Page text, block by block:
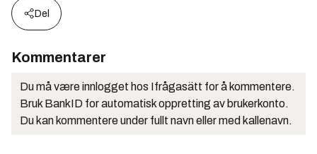
Del
Kommentarer
Du må være innlogget hos Ifrågasätt for å kommentere.
Bruk BankID for automatisk oppretting av brukerkonto.
Du kan kommentere under fullt navn eller med kallenavn.